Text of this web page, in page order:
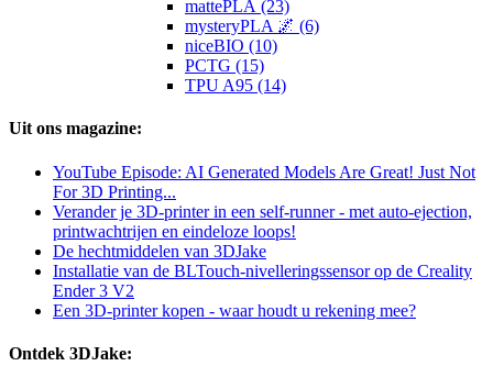
mattePLA (23)
mysteryPLA 🌌 (6)
niceBIO (10)
PCTG (15)
TPU A95 (14)
Uit ons magazine:
YouTube Episode: AI Generated Models Are Great! Just Not
For 3D Printing...
Verander je 3D-printer in een self-runner - met auto-ejection,
printwachtrijen en eindeloze loops!
De hechtmiddelen van 3DJake
Installatie van de BLTouch-nivelleringssensor op de Creality
Ender 3 V2
Een 3D-printer kopen - waar houdt u rekening mee?
Ontdek 3DJake: